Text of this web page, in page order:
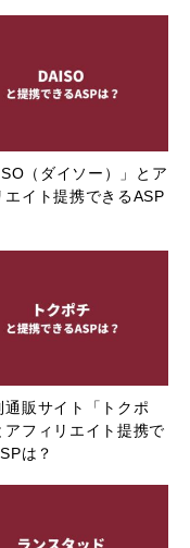
（ダイソー）」とア
エイト提携できるASP
通販サイト「トクポ
アフィリエイト提携で
は？